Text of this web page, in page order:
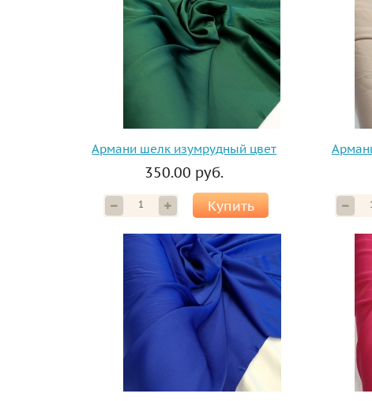
Армани шелк изумрудный цвет
350.00 руб.
Купить